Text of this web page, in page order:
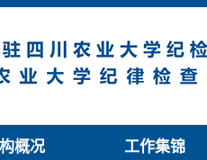
概况 工作集锦